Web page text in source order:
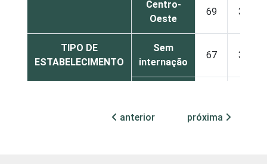
Centro-
Oeste
69 30
TIPO DE
ESTABELECIMENTO
Sem
internação
67 32
(até 50
28
anterior próxima